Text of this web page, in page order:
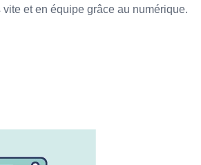
et en équipe grâce au numérique.